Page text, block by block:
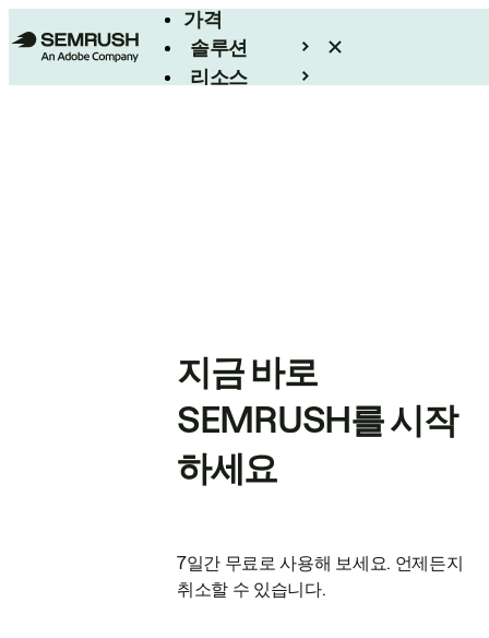
가격
솔루션
리소스
지금 바로
SEMRUSH를 시작
하세요
7일간 무료로 사용해 보세요. 언제든지
취소할 수 있습니다.